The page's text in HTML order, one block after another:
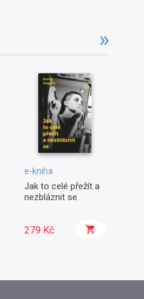
e-kniha
Jak to celé přežít a
nezbláznit se
279 Kč